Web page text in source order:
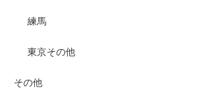
練馬
東京その他
その他